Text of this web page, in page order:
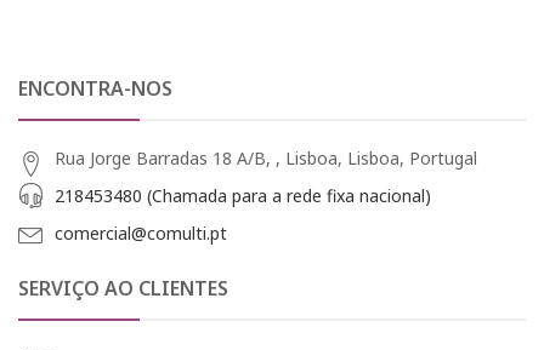
ENCONTRA-NOS
Rua Jorge Barradas 18 A/B, , Lisboa, Lisboa, Portugal
218453480 (Chamada para a rede fixa nacional)
comercial@comulti.pt
SERVIÇO AO CLIENTES